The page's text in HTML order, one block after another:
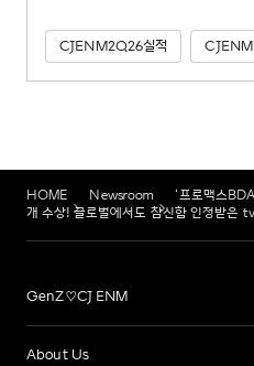
CJENM2Q26실적 CJENM
HOME Newsroom
‘프로맥스
개 수상! 글로벌에서도 참신함 인정받은
GenZ♡CJ ENM
About Us